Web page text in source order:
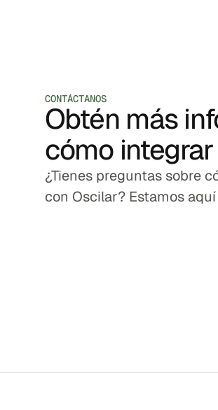
CONTÁCTANOS
Obtén más
cómo
¿Tienes preguntas sobre
con Oscilar? Estamos